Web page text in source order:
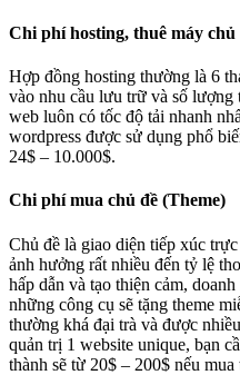
Chi phí hosting, thuê máy chủ
Hợp đồng hosting thường là 6
vào nhu cầu lưu trữ và số
web luôn có tốc độ tải nhanh
wordpress được sử dụng phổ
24$ – 10.000$.
Chi phí mua chủ đề (Theme)
Chủ đề là giao diện tiếp xúc
ảnh hưởng rất nhiều đến tỷ lệ
hấp dẫn và tạo thiện cảm,
những công cụ sẽ tặng theme
thường khá đại trà và được
quản trị 1 website unique, bạn
thành sẽ từ 20$ – 200$ nếu mua